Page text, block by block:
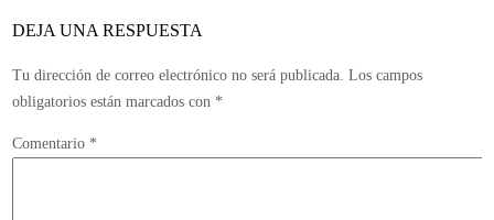
DEJA UNA RESPUESTA
Tu dirección de correo electrónico no será publicada. Los campos
obligatorios están marcados con *
Comentario *